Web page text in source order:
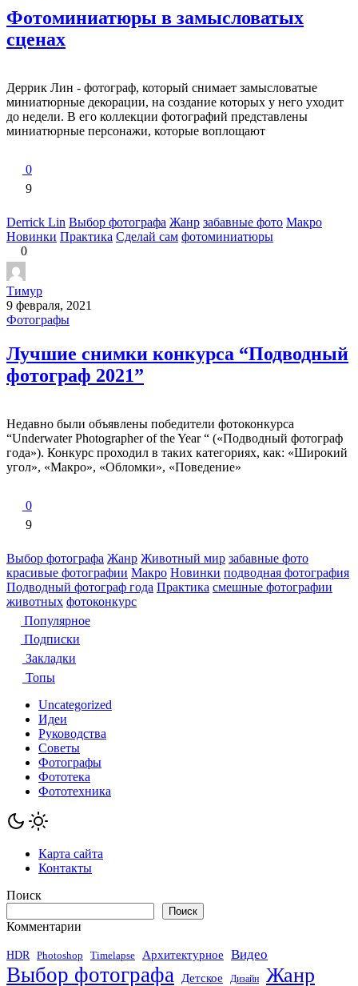
Фотоминиатюры в замысловатых
сценах
Деррик Лин - фотограф, который снимает замысловатые
миниатюрные декорации, на создание которых у него уходит
до недели. В его коллекции фотографий представлены
миниатюрные персонажи, которые воплощают
0
9
Derrick Lin Выбор фотографа Жанр забавные фото Макро
Новинки Практика Сделай сам фотоминиатюры
0
Тимур
9 февраля, 2021
Фотографы
Лучшие снимки конкурса “Подводный
фотограф 2021”
Недавно были объявлены победители фотоконкурса
“Underwater Photographer of the Year “ («Подводный фотограф
года»). Конкурс проходил в таких категориях, как: «Широкий
угол», «Макро», «Обломки», «Поведение»
0
9
Выбор фотографа Жанр Животный мир забавные фото
красивые фотографии Макро Новинки подводная фотография
Подводный фотограф года Практика смешные фотографии
животных фотоконкурс
Популярное
Подписки
Закладки
Топы
Uncategorized
Идеи
Руководства
Советы
Фотографы
Фототека
Фототехника
Карта сайта
Контакты
Поиск
Поиск
Комментарии
HDR Photoshop Timelapse Архитектурное Видео
Выбор фотографа Детское Дизайн Жанр